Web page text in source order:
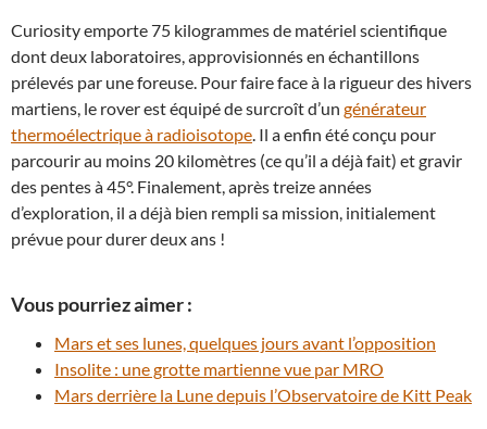
Curiosity emporte 75 kilogrammes de matériel scientifique
dont deux laboratoires, approvisionnés en échantillons
prélevés par une foreuse. Pour faire face à la rigueur des hivers
martiens, le rover est équipé de surcroît d’un générateur
thermoélectrique à radioisotope . Il a enfin été conçu pour
parcourir au moins 20 kilomètres (ce qu’il a déjà fait) et gravir
des pentes à 45°. Finalement, après treize années
d’exploration, il a déjà bien rempli sa mission, initialement
prévue pour durer deux ans !
Vous pourriez aimer :
Mars et ses lunes, quelques jours avant l’opposition
Insolite : une grotte martienne vue par MRO
Mars derrière la Lune depuis l’Observatoire de Kitt Peak